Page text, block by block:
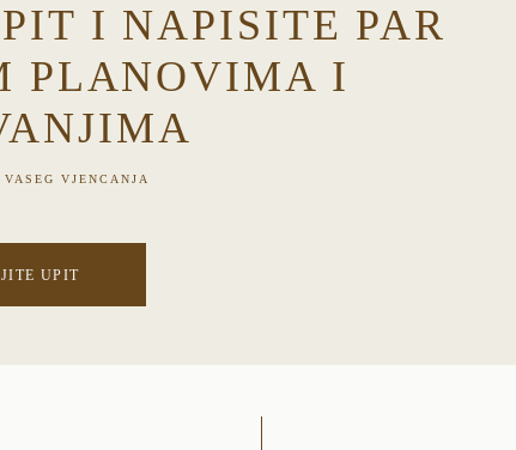
I NAPISITE PAR
PLANOVIMA I
VJENCANJA
UPIT